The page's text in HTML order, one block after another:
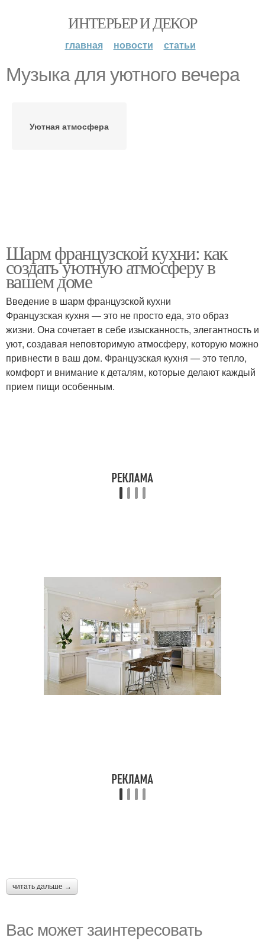
ИНТЕРЬЕР И ДЕКОР
главная новости статьи
Музыка для уютного вечера
Уютная атмосфера
Шарм французской кухни: как
создать уютную атмосферу в
вашем доме
Введение в шарм французской кухни
Французская кухня — это не просто еда, это образ
жизни. Она сочетает в себе изысканность, элегантность и
уют, создавая неповторимую атмосферу, которую можно
привнести в ваш дом. Французская кухня — это тепло,
комфорт и внимание к деталям, которые делают каждый
прием пищи особенным.
читать дальше →
Вас может заинтересовать